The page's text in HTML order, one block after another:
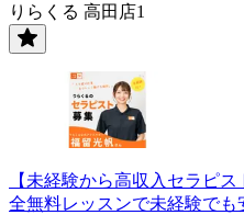
りらくる 高田店1
【未経験から高収入セラピ
全無料レッスンで未経験でも